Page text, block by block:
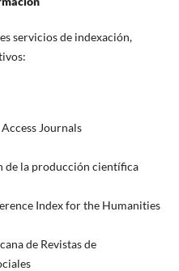
servicios de indexación,
Journals
de la producción científica
Index for the Humanities
de Revistas de